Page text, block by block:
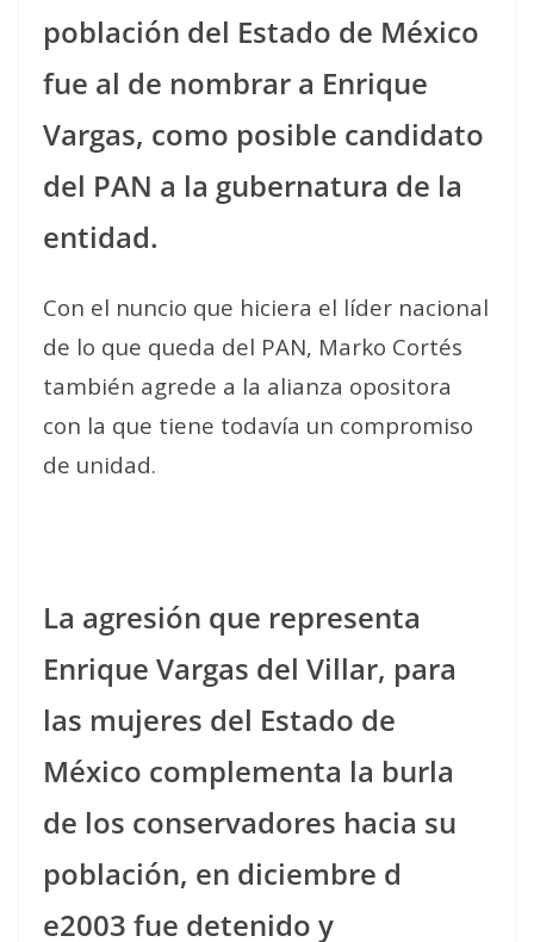
población del Estado de México
fue al de nombrar a Enrique
Vargas, como posible candidato
del PAN a la gubernatura de la
entidad.
Con el nuncio que hiciera el líder nacional
de lo que queda del PAN, Marko Cortés
también agrede a la alianza opositora
con la que tiene todavía un compromiso
de unidad.
La agresión que representa
Enrique Vargas del Villar, para
las mujeres del Estado de
México complementa la burla
de los conservadores hacia su
población, en diciembre d
e2003 fue detenido y